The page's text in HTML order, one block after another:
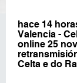
hace 14
Valencia -
online 25
Celta e do